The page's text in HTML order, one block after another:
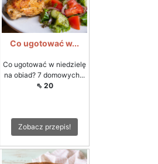
Co ugotować w...
Co ugotować w niedzielę
na obiad? 7 domowych...
⇖ 20
Zobacz przepis!